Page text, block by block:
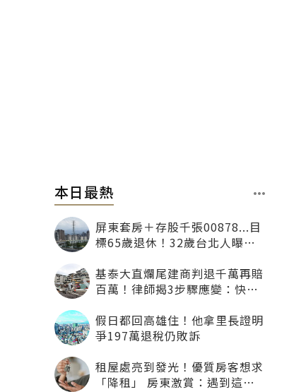
本日最熱
屏東套房＋存股千張00878...目
標65歲退休！32歲台北人曝：
基泰大直爛尾建商判退千萬再賠
百萬！律師揭3步驟應變：快通
假日都回高雄住！他拿里長證明
爭197萬退稅仍敗訴
租屋處亮到發光！優質房客想求
「降租」 房東激賞：遇到這種